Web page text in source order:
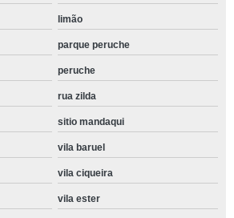
limão
parque peruche
peruche
rua zilda
sitio mandaqui
vila baruel
vila ciqueira
vila ester